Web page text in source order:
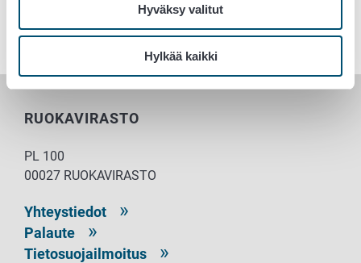
Hyväksy valitut
Hylkää kaikki
Tieteellinen tutkimus
RUOKAVIRASTO
PL 100
00027 RUOKAVIRASTO
Yhteystiedot
Palaute
Tietosuojailmoitus